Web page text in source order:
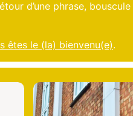
d’une phrase,
êtes le (la) bienvenu(e).